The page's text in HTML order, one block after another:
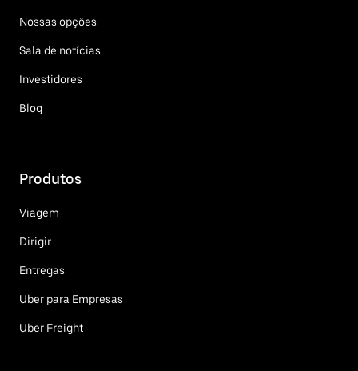
Nossas opções
Sala de notícias
Investidores
Blog
Produtos
Viagem
Dirigir
Entregas
Uber para Empresas
Uber Freight